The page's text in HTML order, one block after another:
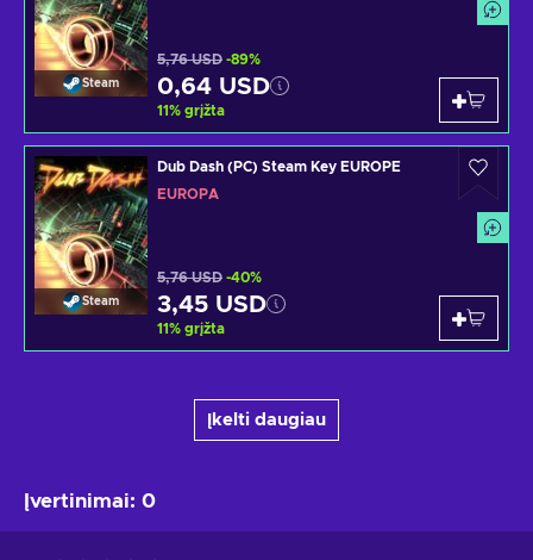
Steam
5,76 USD -89%
0,64 USD
11% grįžta
Steam
Dub Dash (PC) Steam Key EUROPE
EUROPA
5,76 USD -40%
3,45 USD
11% grįžta
Įkelti daugiau
Įvertinimai: 0